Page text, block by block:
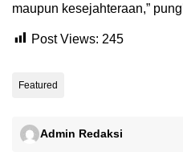
maupun kesejahteraan,”
Post Views: 245
Featured
Admin Redaksi